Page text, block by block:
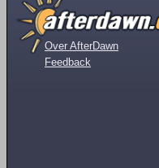
Over AfterDawn
Feedback